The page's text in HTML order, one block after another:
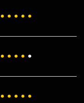
• • • • •
• • • • •
• • • • •